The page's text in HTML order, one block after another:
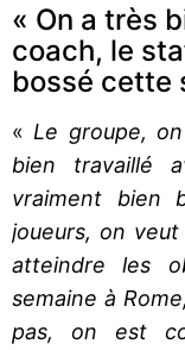
« On a très
coach, le
bossé cette
« Le groupe,
bien travaillé
vraiment bien
joueurs, on
atteindre les
semaine à
pas, on est